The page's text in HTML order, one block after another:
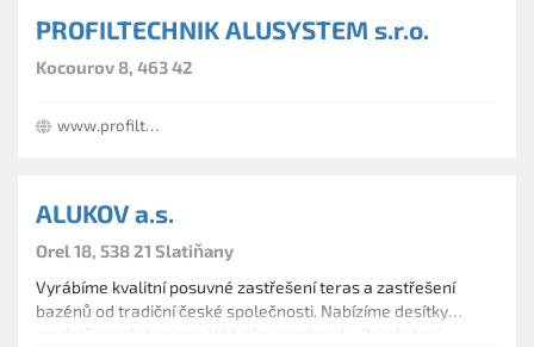
PROFILTECHNIK ALUSYSTEM s.r.o.
Kocourov 8, 463 42
www.profiltechnik.cz
ALUKOV a.s.
Orel 18, 538 21 Slatiňany
Vyrábíme kvalitní posuvné zastřešení teras a zastřešení
bazénů od tradiční české společnosti. Nabízíme desítky
modelů zastřešení pro Váš dům a zahradu. Zastřešení